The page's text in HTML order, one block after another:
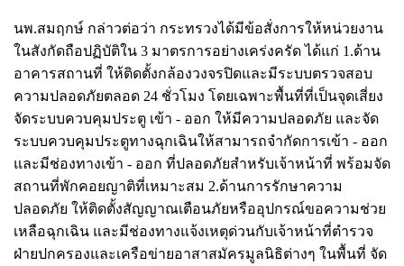
นพ.สมฤกษ์ กล่าวต่อว่า กระทรวงได้มีข้อสั่งการให้หน่วยงาน
ในสังกัดถือปฏิบัติใน 3 มาตรการอย่างเคร่งครัด ได้แก่ 1.ด้าน
อาคารสถานที่ ให้ติดตั้งกล้องวงจรปิดและมีระบบตรวจสอบ
ความปลอดภัยตลอด 24 ชั่วโมง โดยเฉพาะพื้นที่ที่เป็นจุดเสี่ยง
จัดระบบควบคุมประตู เข้า - ออก ให้มีความปลอดภัย และจัด
ระบบควบคุมประตูทางฉุกเฉินให้สามารถจํากัดการเข้า - ออก
และมีช่องทางเข้า - ออก ที่ปลอดภัยสําหรับเจ้าหน้าที่ พร้อมจัด
สถานที่พักคอยญาติที่เหมาะสม 2.ด้านการรักษาความ
ปลอดภัย ให้ติดตั้งสัญญาณเตือนภัยหรืออุปกรณ์ขอความช่วย
เหลือฉุกเฉิน และมีช่องทางแจ้งเหตุด่วนกับเจ้าหน้าที่ตํารวจ
ฝ่ายปกครองและเครือข่ายอาสาสมัครมูลนิธิต่างๆ ในพื้นที่ จัด